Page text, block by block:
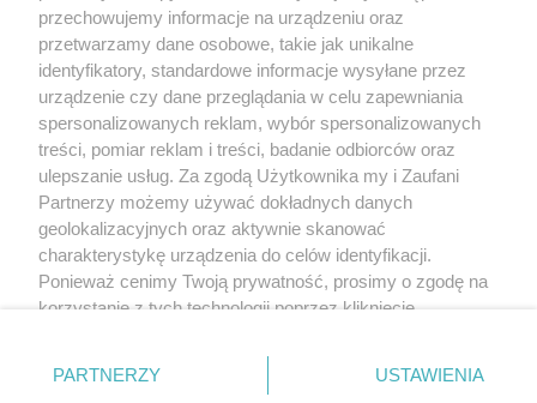
eksploatacji w jakiejkolwiek formie, włącznie z umieszczaniem w
Internecie bez pisemnej zgody właściciela praw. Jakiekolwiek użycie
lub wykorzystanie utworów w całości lub w części z naruszeniem
prawa, tzn. bez właściwej zgody, jest zabronione pod groźbą kary i
może być ścigane prawnie.
O nas
Informacje prawne
Nasze serwisy
przechowujemy informacje na urządzeniu oraz
przetwarzamy dane osobowe, takie jak unikalne
identyfikatory, standardowe informacje wysyłane przez
urządzenie czy dane przeglądania w celu zapewniania
spersonalizowanych reklam, wybór spersonalizowanych
treści, pomiar reklam i treści, badanie odbiorców oraz
ulepszanie usług. Za zgodą Użytkownika my i Zaufani
Partnerzy możemy używać dokładnych danych
geolokalizacyjnych oraz aktywnie skanować
charakterystykę urządzenia do celów identyfikacji.
Ponieważ cenimy Twoją prywatność, prosimy o zgodę na
korzystanie z tych technologii poprzez kliknięcie
zmienić/wycofać klikając przycisk ustawień prywatności
znajdujący się w lewym dolnym rogu strony
PARTNERZY USTAWIENIA